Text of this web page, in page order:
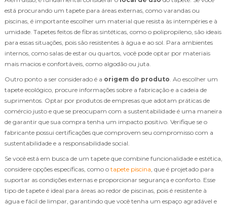
está procurando um tapete para áreas externas, como varandas ou
piscinas, é importante escolher um material que resista às intempéries e à
umidade. Tapetes feitos de fibras sintéticas, como o polipropileno, são ideais
para essas situações, pois são resistentes à água e ao sol. Para ambientes
internos, como salas de estar ou quartos, você pode optar por materiais
mais macios e confortáveis, como algodão ou juta.
Outro ponto a ser considerado é a origem do produto. Ao escolher um
tapete ecológico, procure informações sobre a fabricação e a cadeia de
suprimentos. Optar por produtos de empresas que adotam práticas de
comércio justo e que se preocupam com a sustentabilidade é uma maneira
de garantir que sua compra tenha um impacto positivo. Verifique se o
fabricante possui certificações que comprovem seu compromisso com a
sustentabilidade e a responsabilidade social.
Se você está em busca de um tapete que combine funcionalidade e estética,
considere opções específicas, como o tapete piscina, que é projetado para
suportar as condições externas e proporcionar segurança e conforto. Esse
tipo de tapete é ideal para áreas ao redor de piscinas, pois é resistente à
água e fácil de limpar, garantindo que você tenha um espaço agradável e